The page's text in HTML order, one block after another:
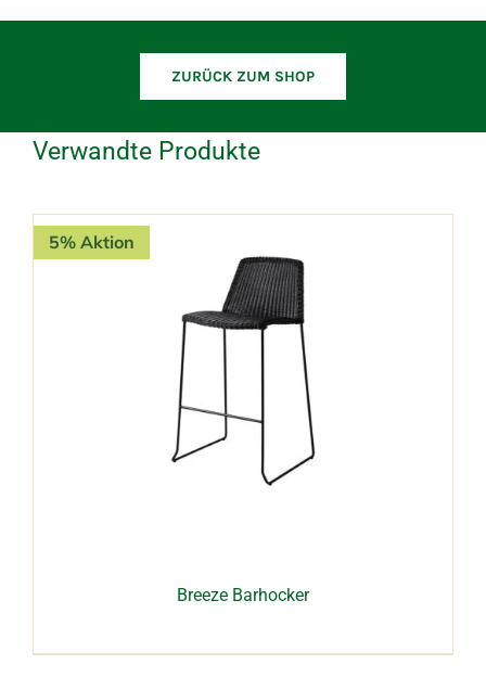
ZURÜCK ZUM SHOP
Verwandte Produkte
5% Aktion
Breeze Barhocker